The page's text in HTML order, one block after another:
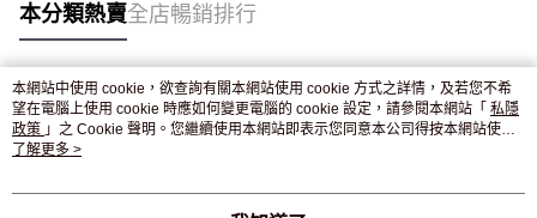
本分類熱賣全店暢銷排行
熱門標籤
熱銷排行
本網站中使用 cookie，欲查詢有關本網站使用 cookie 方式之詳情，及若您不希
望在電腦上使用 cookie 時應如何變更電腦的 cookie 設定，請參閱本網站「 私隱
政策 」之 Cookie 聲明。您繼續使用本網站即表示您同意本公司得按本網站使用
條款之 Cookie 聲明使用 cookie。
了解更多 >